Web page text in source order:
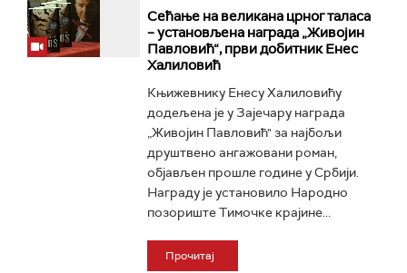
Сећање на великана црног таласа
– установљена награда „Живојин
Павловић“, први добитник Енес
Халиловић
Књижевнику Енесу Халиловићу
додељена је у Зајечару награда
„Живојин Павловић" за најбољи
друштвено ангажовани роман,
објављен прошле године у Србији.
Награду је установило Народно
позориште Тимочке крајине...
Прочитај